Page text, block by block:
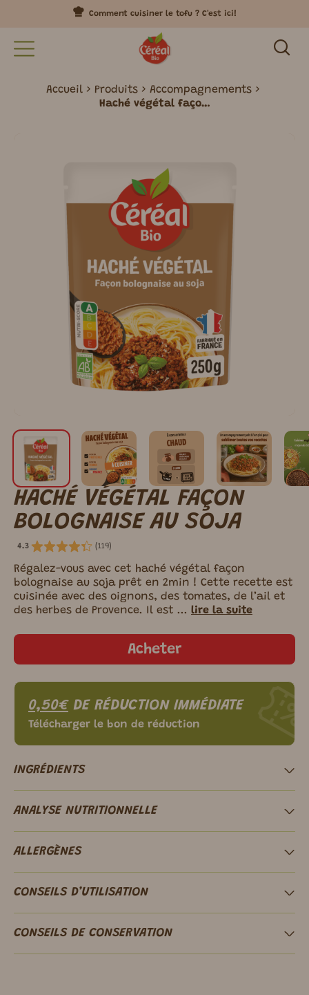
Comment cuisiner le tofu ? C'est ici!
Accueil Produits
Accompagnements
Haché végétal façon bolognaise au soja
HACHÉ VÉGÉTAL FAÇON
BOLOGNAISE AU SOJA
4.3 (119)
Régalez-vous avec cet haché végétal façon
bolognaise au soja prêt en 2min ! Cette recette est
cuisinée avec des oignons, des tomates, de l’ail et
des herbes de Provence. Il est ... lire la suite
Acheter
0,50€DE RÉDUCTION IMMÉDIATE
Télécharger le bon de réduction
INGRÉDIENTS
ANALYSE NUTRITIONNELLE
ALLERGÈNES
CONSEILS D’UTILISATION
CONSEILS DE CONSERVATION